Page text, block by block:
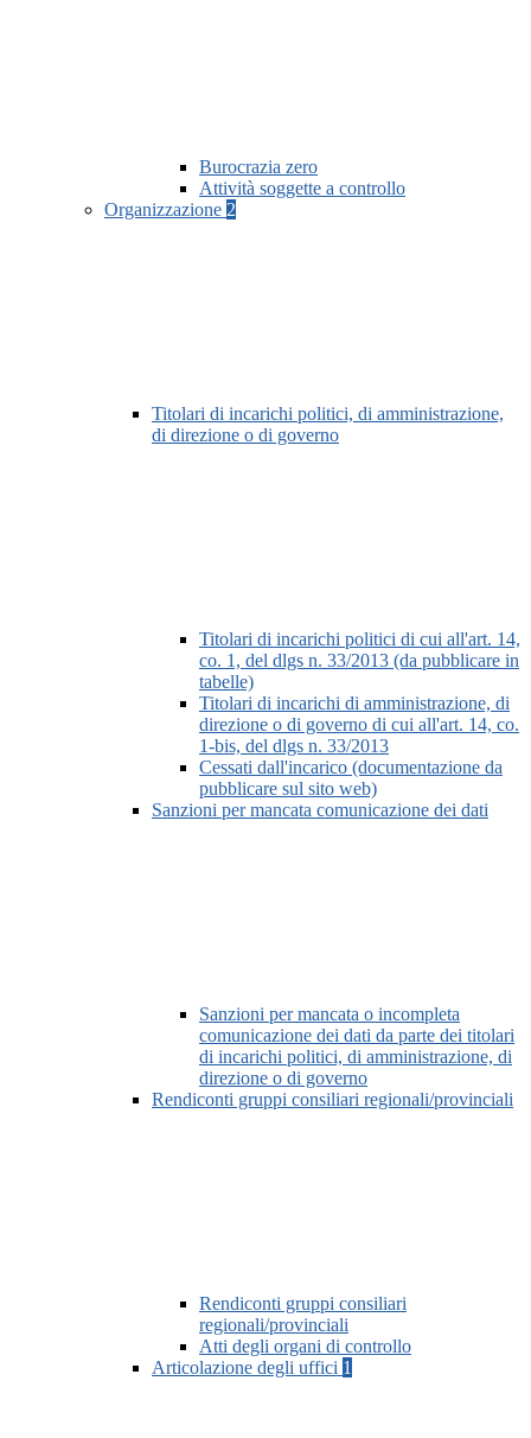
Burocrazia zero
Attività soggette a controllo
Organizzazione 2
Titolari di incarichi politici, di amministrazione,
di direzione o di governo
Titolari di incarichi politici di cui all'art. 14,
co. 1, del dlgs n. 33/2013 (da pubblicare in
tabelle)
Titolari di incarichi di amministrazione, di
direzione o di governo di cui all'art. 14, co.
1-bis, del dlgs n. 33/2013
Cessati dall'incarico (documentazione da
pubblicare sul sito web)
Sanzioni per mancata comunicazione dei dati
Sanzioni per mancata o incompleta
comunicazione dei dati da parte dei titolari
di incarichi politici, di amministrazione, di
direzione o di governo
Rendiconti gruppi consiliari regionali/provinciali
Rendiconti gruppi consiliari
regionali/provinciali
Atti degli organi di controllo
Articolazione degli uffici 1